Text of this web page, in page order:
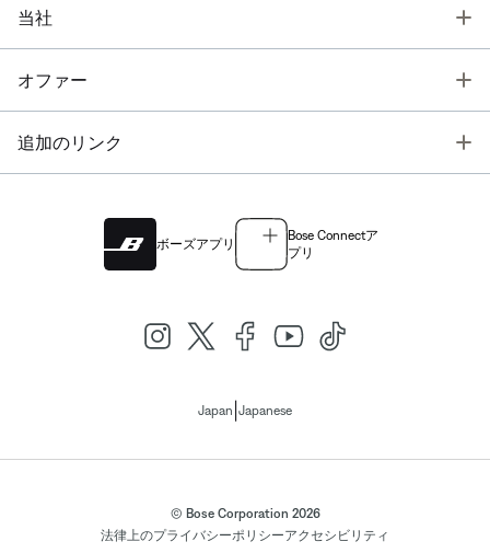
当社
オファー
追加のリンク
ボーズアプリ
Bose Connectア
プリ
Japan Japanese
© Bose Corporation 2026
法律上のプライバシーポリシーアクセシビリティ